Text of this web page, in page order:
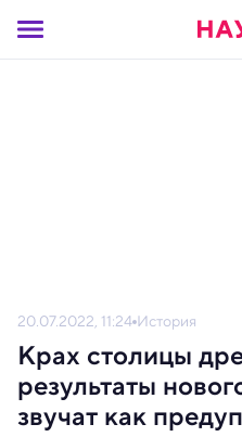
20.07.2022, 11:24 История
Крах столицы
результаты
звучат как